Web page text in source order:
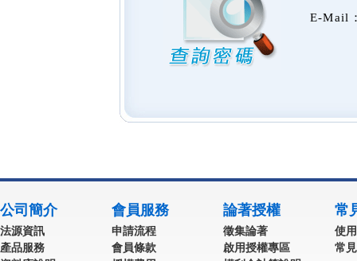
E-Mail
公司簡介
法源資訊
產品服務
會員服務
申請流程
會員條款
論著授權
徵集論著
啟用授權專區
常
使
常